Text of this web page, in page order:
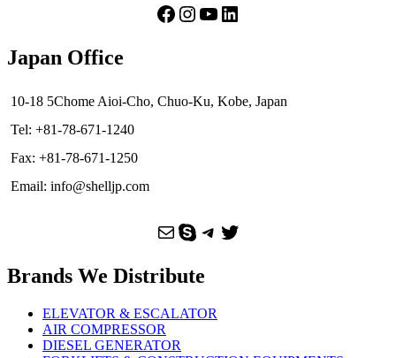
Facebook
Instagram
YouTube
LinkedIn
Japan Office
10-18 5Chome Aioi-Cho, Chuo-Ku, Kobe, Japan
Tel: +81-78-671-1240
Fax: +81-78-671-1250
Email: info@shelljp.com
MailSkype
Telegram
Twitter
Brands We Distribute
ELEVATOR & ESCALATOR
AIR COMPRESSOR
DIESEL GENERATOR